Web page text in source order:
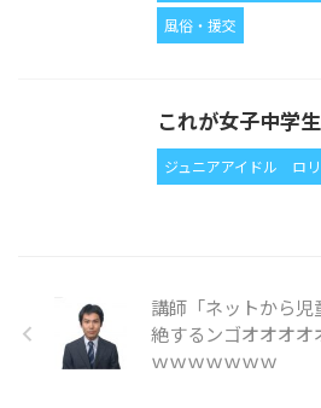
風俗・援交
これが女子中学
ジュニアアイドル ロ
講師「ネットから
絶するンゴオオオ
ｗｗｗｗｗｗｗ